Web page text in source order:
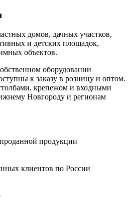
домов, дачных участков,
и детских площадок,
объектов.
оборудовании
к заказу в розницу и оптом.
крепежом и входными
Новгороду и регионам
продукции
клиентов по России